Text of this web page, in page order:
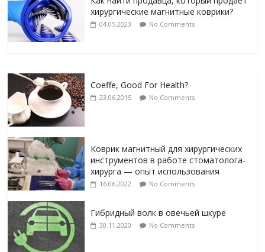
хирургические магнитные коврики?
04.05.2023 No Comments
Coeffe, Good For Health?
23.06.2015 No Comments
Коврик магнитный для хирургических
инструментов в работе стоматолога-
хирурга — опыт использования
16.06.2022 No Comments
Гибридный волк в овечьей шкуре
30.11.2020 No Comments